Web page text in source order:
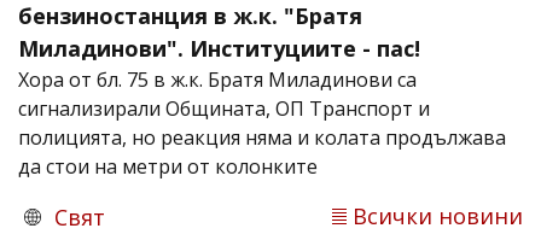
бензиностанция в ж.к. "Братя
Миладинови". Институциите - пас!
Хора от бл. 75 в ж.к. Братя Миладинови са
сигнализирали Oбщината, ОП Транспорт и
полицията, но реакция няма и колата продължава
да стои на метри от колонките
Свят Всички новини